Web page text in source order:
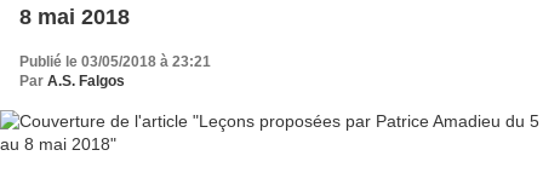
8 mai 2018
Publié le 03/05/2018 à 23:21
Par A.S. Falgos